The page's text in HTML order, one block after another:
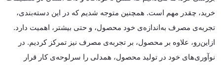
خرید، چقدر مهم است. همچنین متوجه شدیم که در این دسته‌بندی،
تجربه‌ی مصرف به‌اندازه‌ی خود محصول، و حتی بیشتر، اهمیت دارد.
ازاین‌رو، علاوه بر محصول، بر تجربه‌ی مصرف نیز تمرکز کردیم. در
نوآوری‌های خود در تولید محصول، همدلی را سرلوحه‌ی کار قرار